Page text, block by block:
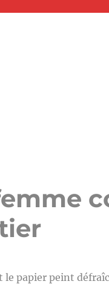
le papier peint